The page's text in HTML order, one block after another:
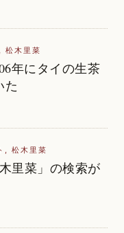
, 松木里菜
年にタイの生茶
た
, 松木里菜
里菜」の検索が